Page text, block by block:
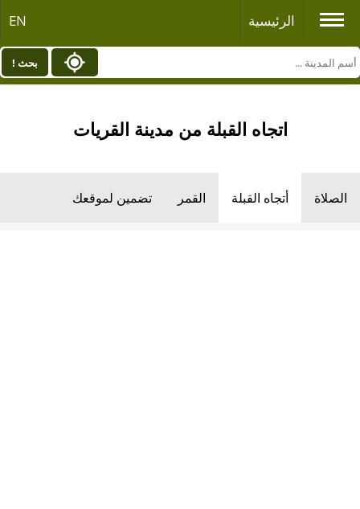
الرئيسية EN
بحث !
اتجاه القبلة من مدينة القريات
الصلاة أتجاه القبلة القمر تضمين لموقعك